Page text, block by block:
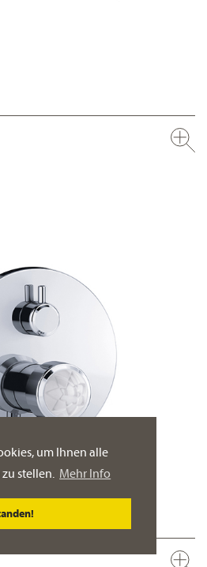
um Ihnen alle
stellen. Mehr Info